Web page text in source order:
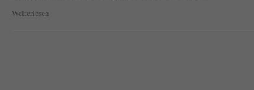
Weiterlesen